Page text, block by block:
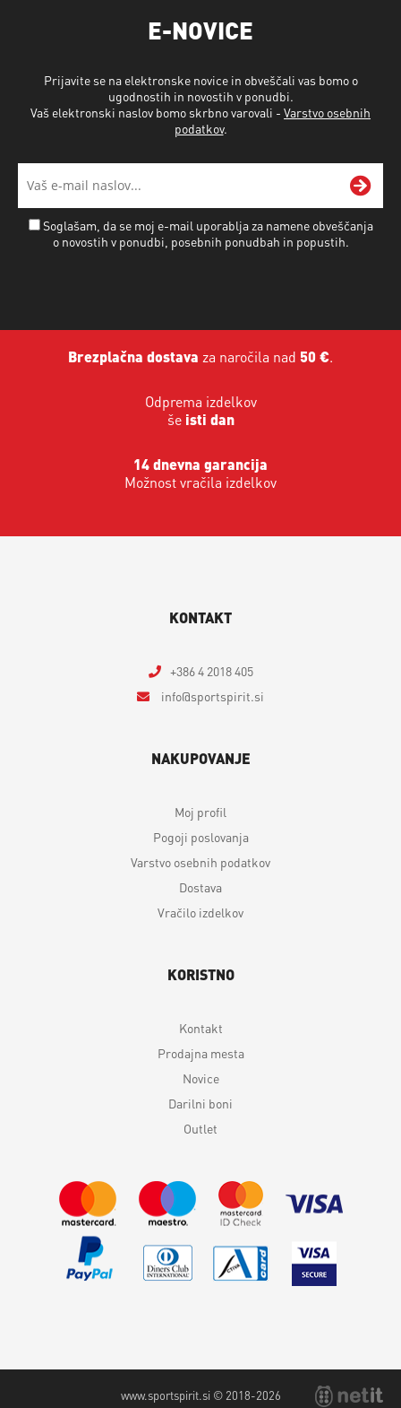
E-NOVICE
Prijavite se na elektronske novice in obveščali vas bomo o
ugodnostih in novostih v ponudbi.
Vaš elektronski naslov bomo skrbno varovali - Varstvo osebnih
podatkov.
Soglašam, da se moj e-mail uporablja za namene obveščanja
o novostih v ponudbi, posebnih ponudbah in popustih.
Brezplačna dostava za naročila nad 50 €.
Odprema izdelkov
še isti dan
14 dnevna garancija
Možnost vračila izdelkov
KONTAKT
+386 4 2018 405
info
sportspirit.si
NAKUPOVANJE
Moj profil
Pogoji poslovanja
Varstvo osebnih podatkov
Dostava
Vračilo izdelkov
KORISTNO
Kontakt
Prodajna mesta
Novice
Darilni boni
Outlet
www.sportspirit.si © 2018-2026